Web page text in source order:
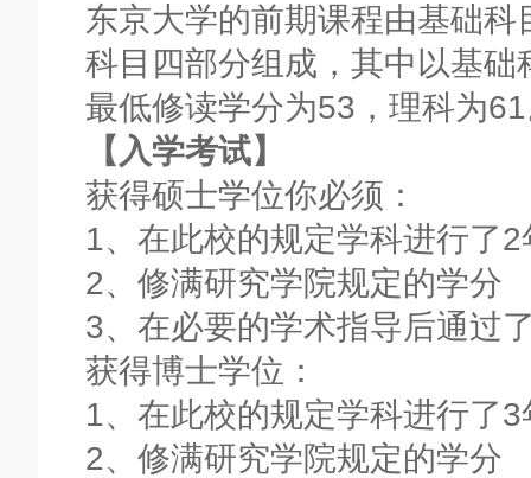
东京大学的前期课程由基础
科目四部分组成，其中以基
最低修读学分为53，理科为
【入学考试】
获得硕士学位你必须：
1、在此校的规定学科进行了
2、修满研究学院规定的学分
3、在必要的学术指导后通过
获得博士学位：
1、在此校的规定学科进行了
2、修满研究学院规定的学分